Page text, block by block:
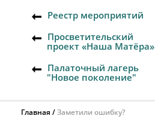
Реестр мероприятий
Просветительский
проект «Наша Матёра»
Палаточный лагерь
"Новое поколение"
Главная Заметили ошибку?